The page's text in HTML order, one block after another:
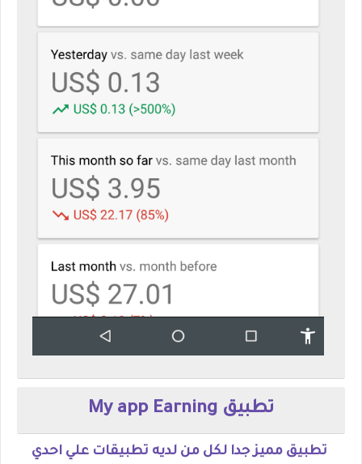
تطبيق My app Earning
تطبيق مميز جدا لكل من لديه تطبيقات علي احدي